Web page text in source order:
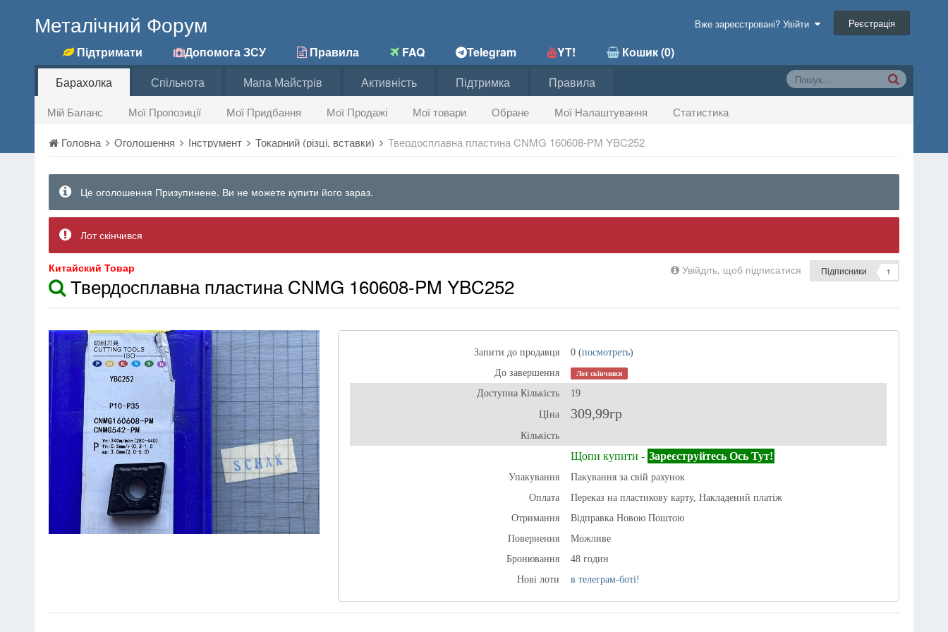
Металічний Форум
Підтримати Допомога ЗСУ Правила FAQ Telegram YT! Кошик (0)
Вже зареєстровані? Увійти Реєстрація
Барахолка
Мій Баланс Мої Пропозиції Мої Придбання Мої Продажі Мої товари Обране Мої Налаштування Статистика
Спільнота Мапа Майстрів Активність Підтримка Правила
Головна Оголошення Інструмент Токарний (різці, вставки) Твердосплавна пластина CNMG 160608-PM YBC252
Це оголошення Призупинене. Ви не можете купити його зараз.
Лот скінчився
Увійдіть, щоб підписатися Підписники 1
Китайский Товар
Твердосплавна пластина CNMG 160608-PM YBC252
Запити до продавця 0 (посмотреть)
До завершення
Лот скінчився
Доступна Кількість
19
ЦІна
309,99гр
Кількість
Щопи купити - Зареєструйтесь Ось Тут!
Упакування
Пакування за свій рахунок
Оплата
Переказ на пластикову карту, Накладений платіж
Отримання
Відправка Новою Поштою
Повернення
Можливе
Бронювання
48 годин
Нові лоти
в телеграм-боті!